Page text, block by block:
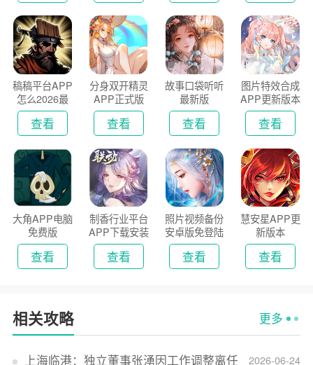
稿稿平台APP
怎么2026最
新版
查看
分身双开精灵
APP正式版
查看
故事口袋听听
最新版
查看
图片特效合成
APP更新版本
2026
查看
大角APP电脑
免费版
查看
制香行业平台
APP下载安装
2026
查看
照片视频备份
安卓版免登陆
版
查看
慧安星APP更
新版本
查看
相关攻略 更多
2026-06-24
上海临港：独立董事张湧因工作调整离任